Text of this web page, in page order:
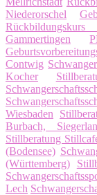
Niederorschel
Gammertingen
Contwig
Kocher
Wiesbaden
Burbach,
Stillberatung
(Bodensee)
(Württemberg)
Lech